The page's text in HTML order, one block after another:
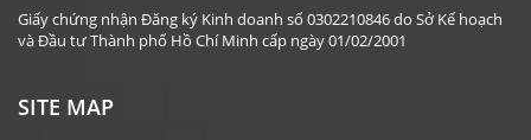
Giấy chứng nhận Đăng ký Kinh doanh số 0302210846 do Sở Kế hoạch
và Đầu tư Thành phố Hồ Chí Minh cấp ngày 01/02/2001
SITE MAP